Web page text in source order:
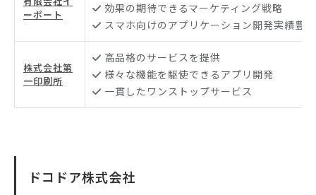
ーポート
効果の期待できるマーケティング戦略
スマホ向けのアプリケーション開発実績豊富
株式会社第
一印刷所
高品格のサービスを提供
様々な機能を駆使できるアプリ開発
一貫したワンストップサービス
ドコドア株式会社